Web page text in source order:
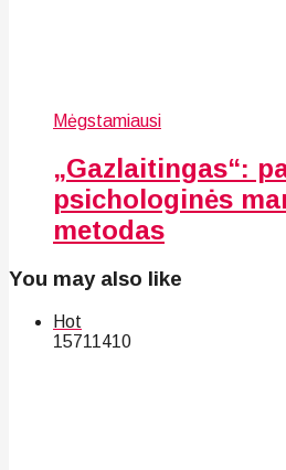
Mėgstamiausi
„Gazlaitingas“:
psichologinės
metodas
You may also like
Hot
15711410